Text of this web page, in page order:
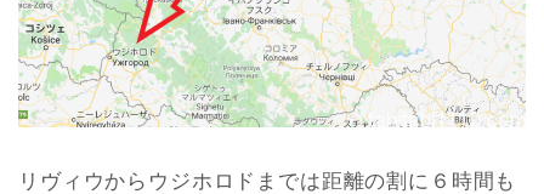
リヴィウからウジホロドまでは距離の割に６時間も